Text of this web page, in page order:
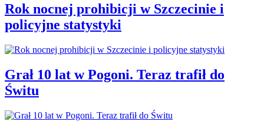
Rok nocnej prohibicji w Szczecinie i
policyjne statystyki
Grał 10 lat w Pogoni. Teraz trafił do
Świtu